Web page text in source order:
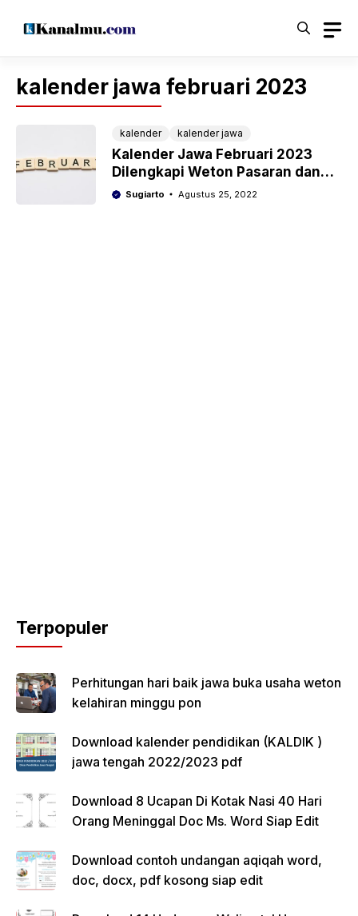
kalender jawa februari 2023
kalender kalender jawa
Kalender Jawa Februari 2023
Dilengkapi Weton Pasaran dan
Wuku
Sugiarto Agustus 25, 2022
Terpopuler
Perhitungan hari baik jawa buka usaha weton
kelahiran minggu pon
Download kalender pendidikan (KALDIK )
jawa tengah 2022/2023 pdf
Download 8 Ucapan Di Kotak Nasi 40 Hari
Orang Meninggal Doc Ms. Word Siap Edit
Download contoh undangan aqiqah word,
doc, docx, pdf kosong siap edit